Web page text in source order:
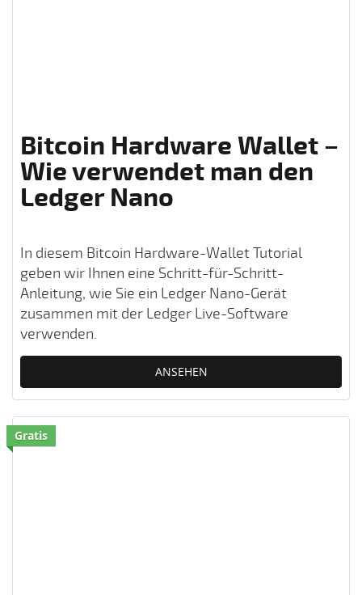
Bitcoin Hardware Wallet –
Wie verwendet man den
Ledger Nano
In diesem Bitcoin Hardware-Wallet Tutorial
geben wir Ihnen eine Schritt-für-Schritt-
Anleitung, wie Sie ein Ledger Nano-Gerät
zusammen mit der Ledger Live-Software
verwenden.
ANSEHEN
Gratis